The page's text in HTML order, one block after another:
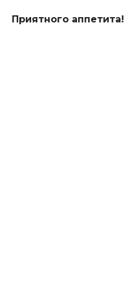
Приятного аппетита!